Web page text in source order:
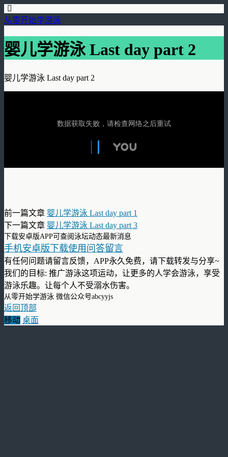
从零开始学游泳
婴儿学游泳 Last day part 2
婴儿学游泳 Last day part 2
前一篇文章 婴儿学游泳 Last day part 1
下一篇文章 婴儿学游泳 Last day part 3
下载安卓版APP可查阅泳坛动态最新消息
手机安卓版下载使用问答留言
有任何问题请留言反馈，APP永久免费，请下载转发与分享~
我们的目标: 推广游泳这项运动，让更多的人学会游泳，享受
游泳乐趣。让每个人不受溺水伤害。
从零开始学游泳 微信公众号abcyyjs
返回顶部
移动 桌面